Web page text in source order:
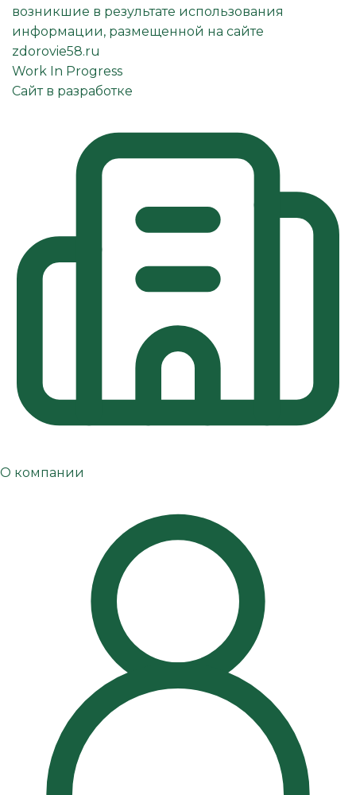
возникшие в результате использования
информации, размещенной на сайте
zdorovie58.ru
Work In Progress
Сайт в разработке
О компании